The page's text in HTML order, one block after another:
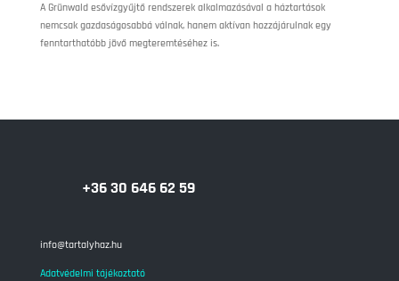
A Grünwald esővízgyűjtő rendszerek alkalmazásával a háztartások
nemcsak gazdaságosabbá válnak, hanem aktívan hozzájárulnak egy
fenntarthatóbb jövő megteremtéséhez is.
+36 30 646 62 59
info@tartalyhaz.hu
Adatvédelmi tájékoztató